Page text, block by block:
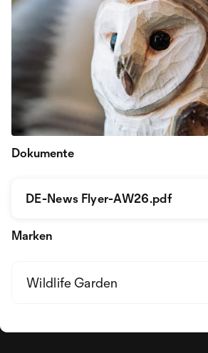
Dokumente
DE-News Flyer-AW26.pdf
Marken
Wildlife Garden